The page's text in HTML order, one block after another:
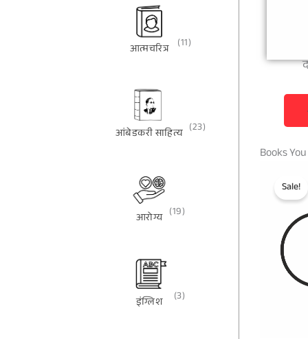
आत्मचरित्र (11)
आंबेडकरी साहित्य (23)
आरोग्य (19)
इंग्लिश (3)
Books
Sale!